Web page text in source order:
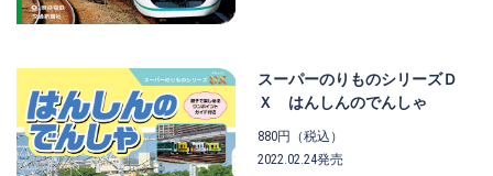
スーパーのりものシリーズＤ
Ｘ はんしんのでんしゃ
880円（税込）
2022.02.24発売